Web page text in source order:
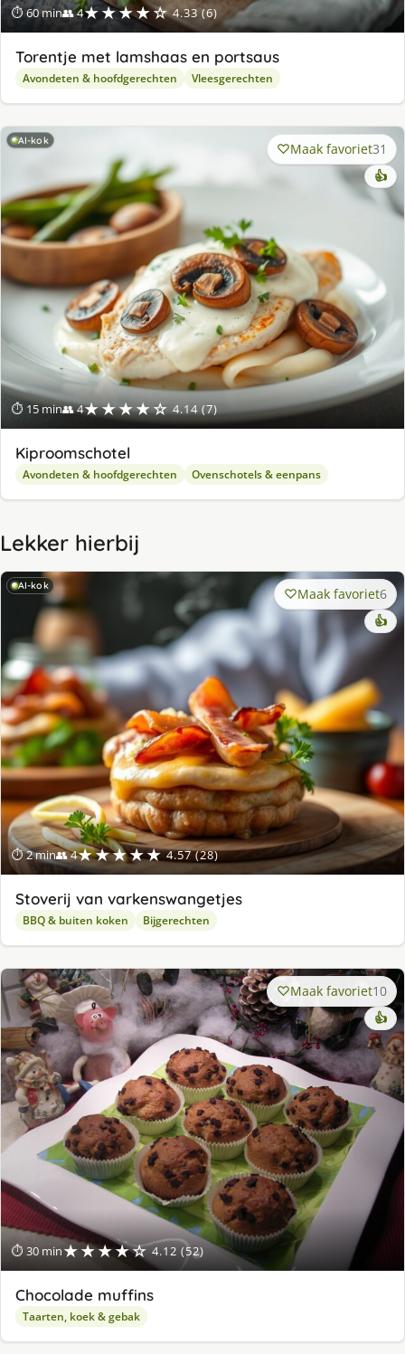
⏱ 60 min👥 4★★★★☆ 4.33 (6)
Torentje met lamshaas en portsaus
Avondeten & hoofdgerechten Vleesgerechten
AI-kok
⏱ 15 min👥 4★★★★☆ 4.14 (7)
Maak favoriet31
👍
Kiproomschotel
Avondeten & hoofdgerechten Ovenschotels & eenpans
Lekker hierbij
AI-kok
⏱ 2 min👥 4★★★★★ 4.57 (28)
Maak favoriet6
👍
Stoverij van varkenswangetjes
BBQ & buiten koken Bijgerechten
⏱ 30 min★★★★☆ 4.12 (52)
Maak favoriet10
👍
Chocolade muffins
Taarten, koek & gebak